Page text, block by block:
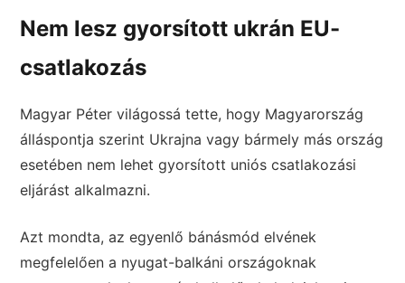
Nem lesz gyorsított ukrán EU-
csatlakozás
Magyar Péter világossá tette, hogy Magyarország
álláspontja szerint Ukrajna vagy bármely más ország
esetében nem lehet gyorsított uniós csatlakozási
eljárást alkalmazni.
Azt mondta, az egyenlő bánásmód elvének
megfelelően a nyugat-balkáni országoknak